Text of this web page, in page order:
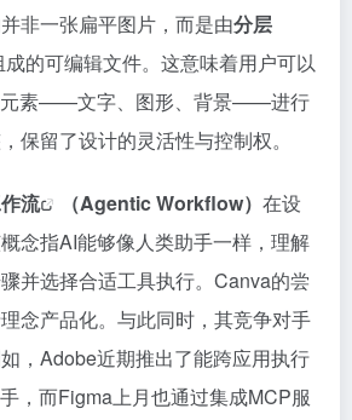
非一张扁平图片，而是由分层
成的可编辑文件。这意味着用户可以
元素——文字、图形、背景——进行
保留了设计的灵活性与控制权。
流 （Agentic Workflow） 在设
念指AI能够像人类助手一样，理解
并选择合适工具执行。Canva的尝
念产品化。与此同时，其竞争对手
，Adobe近期推出了能跨应用执行
，而Figma上月也通过集成MCP服